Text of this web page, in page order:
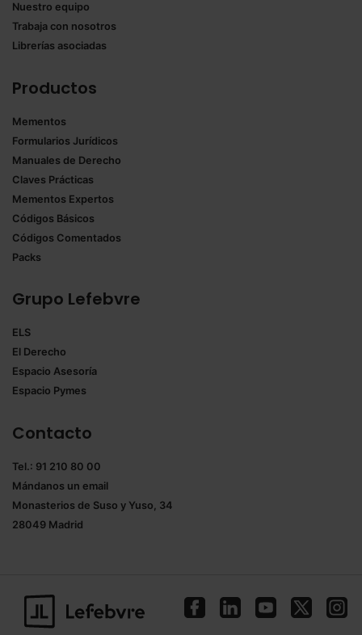
Nuestro equipo
Trabaja con nosotros
Librerías asociadas
Productos
Mementos
Formularios Jurídicos
Manuales de Derecho
Claves Prácticas
Mementos Expertos
Códigos Básicos
Códigos Comentados
Packs
Grupo Lefebvre
ELS
El Derecho
Espacio Asesoría
Espacio Pymes
Contacto
Tel.: 91 210 80 00
Mándanos un email
Monasterios de Suso y Yuso, 34
28049 Madrid